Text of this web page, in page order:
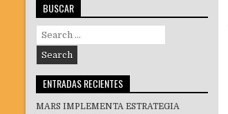
BUSCAR
Search
for:
ENTRADAS RECIENTES
MARS IMPLEMENTA ESTRATEGIA